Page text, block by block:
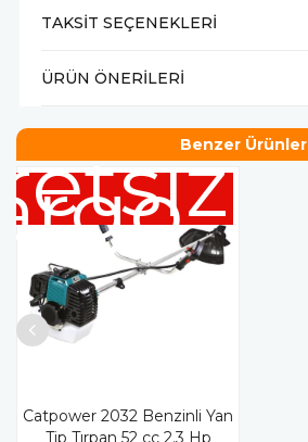
TAKSIT SEÇENEKLERI
ÜRÜN ÖNERILERI
Benzer Ürünler
Catpower 2032 Benzinli Yan
Tip Tırpan 52 cc 2.3 Hp